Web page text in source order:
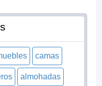
camas
almohadas